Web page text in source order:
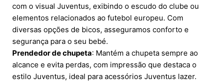
com o visual Juventus, exibindo o escudo do clube ou
elementos relacionados ao futebol europeu. Com
diversas opções de bicos, asseguramos conforto e
segurança para o seu bebé.
Prendedor de chupeta: Mantém a chupeta sempre ao
alcance e evita perdas, com impressão que destaca o
estilo Juventus, ideal para acessórios Juventus lazer.